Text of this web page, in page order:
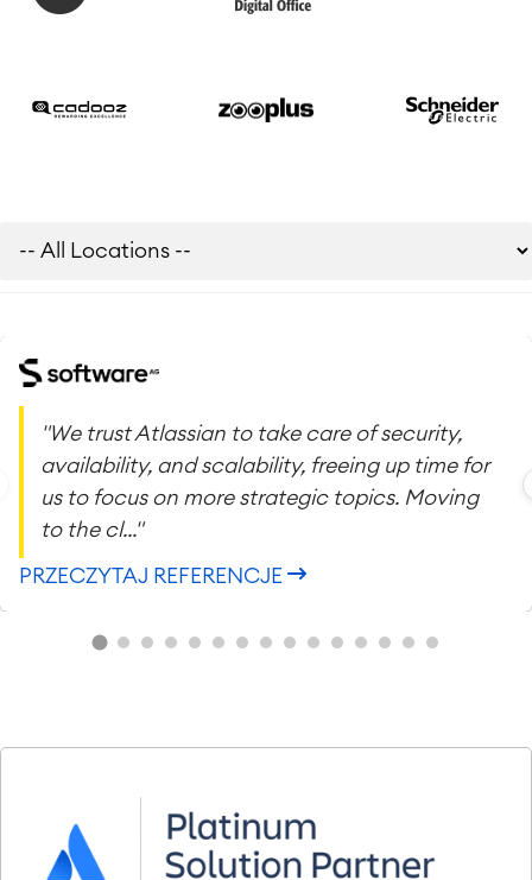
"We trust Atlassian to take care of security,
availability, and scalability, freeing up time for
us to focus on more strategic topics. Moving
to the cl..."
PRZECZYTAJ REFERENCJE